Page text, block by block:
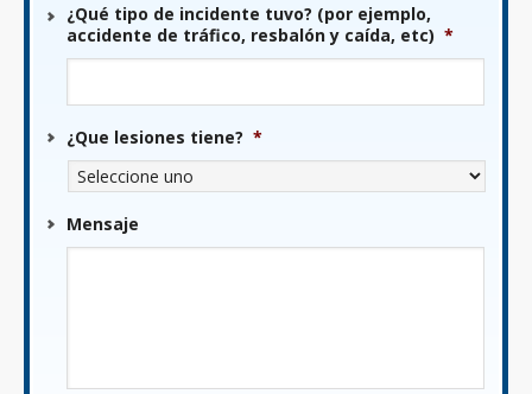
¿Qué tipo de incidente tuvo? (por ejemplo,
accidente de tráfico, resbalón y caída, etc) *
¿Que lesiones tiene? *
Mensaje